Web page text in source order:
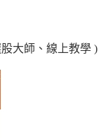
大師、線上教學 )